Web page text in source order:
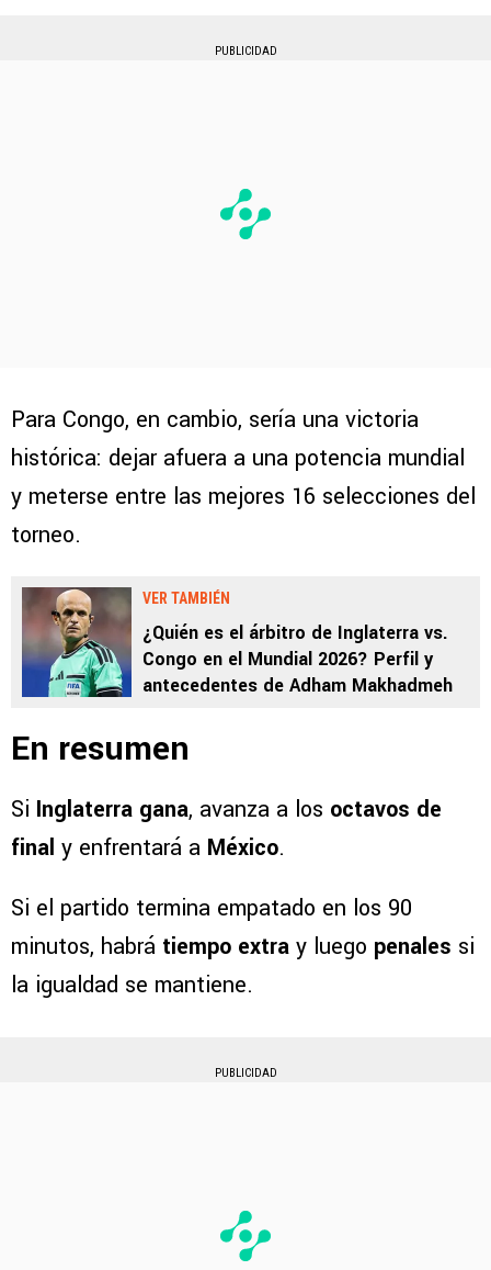
PUBLICIDAD
Para Congo, en cambio, sería una victoria
histórica: dejar afuera a una potencia mundial
y meterse entre las mejores 16 selecciones del
torneo.
VER TAMBIÉN
¿Quién es el árbitro de Inglaterra vs.
Congo en el Mundial 2026? Perfil y
antecedentes de Adham Makhadmeh
En resumen
Si Inglaterra gana, avanza a los octavos de
final y enfrentará a México.
Si el partido termina empatado en los 90
minutos, habrá tiempo extra y luego penales si
la igualdad se mantiene.
PUBLICIDAD